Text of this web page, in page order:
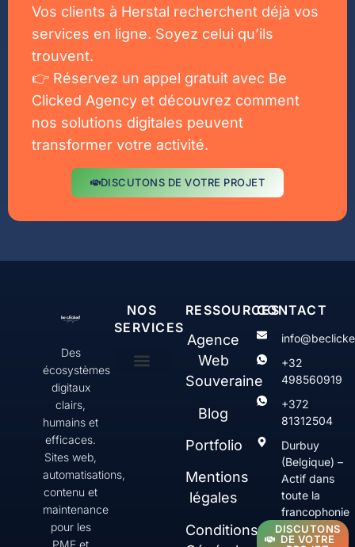
Vos clients à Herstal recherchent déjà vos
services en ligne. Soyez celui qu’ils
trouvent.
👉 Réservez un appel gratuit avec Be
Clicked Agency et découvrez comment
nos solutions digitales peuvent
transformer votre activité.
DISCUTONS DE VOTRE PROJET
Des
écosystèmes
digitaux
clairs,
humains et
efficaces.
Sites web,
automatisations,
contenu et
maintenance
pour les
NOS
SERVICES
RESSOURCES
Agence
Web
Souveraine
Blog
Portfolio
Mentions
légales
Conditions
CONTACT
+32
498560919
+372
81312504
Durbuy
(Belgique) –
Actif dans
toute la
francophonie
DISCUTONS
DE VOTRE